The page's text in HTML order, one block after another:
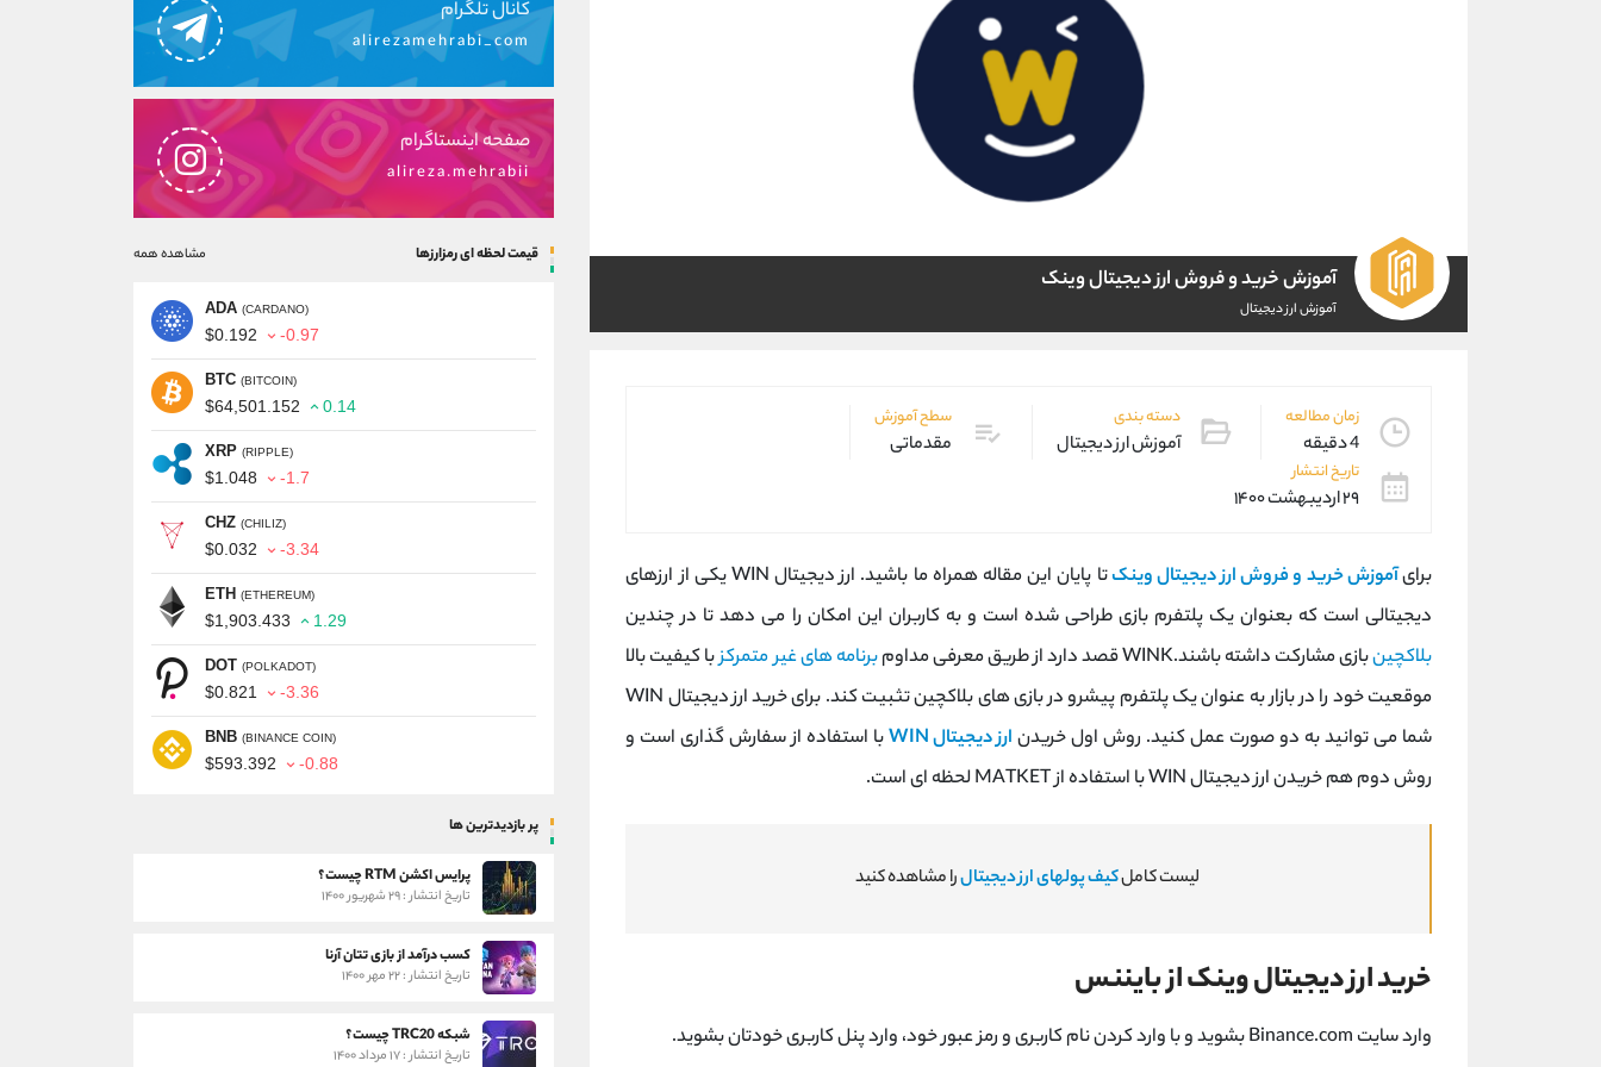
آموزش خرید و فروش ارز دیجیتال وینک
آموزش ارز دیجیتال
زمان مطالعه
4 دقیقه
دسته بندی
آموزش ارز دیجیتال
سطح آموزش
مقدماتی
تاریخ انتشار
۲۹ اردیبهشت ۱۴۰۰
برایآموزش خرید و فروش ارز دیجیتال وینک
تا پایان این مقاله همراه ما باشید. ارز دیجیتال WIN یکی از ارزهای
دیجیتالی است که بعنوان یک پلتفرم بازی طراحی شده است و به کاربران این امکان را می دهد تا در چندین
بلاکچینبازی مشارکت داشته باشند.WINK قصد دارد از طریق معرفی مداوم برنامه‎ های غیر متمرکز
با کیفیت بالا
موقعیت خود را در بازار به عنوان یک پلتفرم پیشرو در بازی های بلاکچین تثبیت کند. برای خرید ارز دیجیتال WIN
شما می توانید به دو صورت عمل کنید. روش اول خریدن ارز دیجیتال WIN
با استفاده از سفارش گذاری است و
روش دوم هم خریدن ارز دیجیتال WIN با استفاده از MATKET لحظه ای است.
لیست کاملکیف پولهای ارز دیجیتالرا مشاهده کنید
خرید ارز دیجیتال وینک از بایننس
وارد سایت Binance.com بشوید و با وارد کردن نام کاربری و رمز عبور خود، وارد پنل کاربری خودتان بشوید.
کانال تلگرام
alirezamehrabi_com
صفحه اینستاگرام
alireza.mehrabii
قیمت لحظه ای رمزارزها مشاهده همه
ADA (CARDANO)
$0.192 -0.97
BTC (BITCOIN)
$64,501.152 0.14
XRP (RIPPLE)
$1.048 -1.7
CHZ (CHILIZ)
$0.032 -3.34
ETH (ETHEREUM)
$1,903.433 1.29
DOT (POLKADOT)
$0.821 -3.36
BNB (BINANCE COIN)
$593.392 -0.88
پر بازدیدترین ها
پرایس اکشن RTM چیست؟
تاریخ انتشار : ۲۹ شهریور ۱۴۰۰
کسب درآمد از بازی تتان آرنا
تاریخ انتشار : ۲۲ مهر ۱۴۰۰
شبکه TRC20 چیست؟
تاریخ انتشار : ۱۷ مرداد ۱۴۰۰